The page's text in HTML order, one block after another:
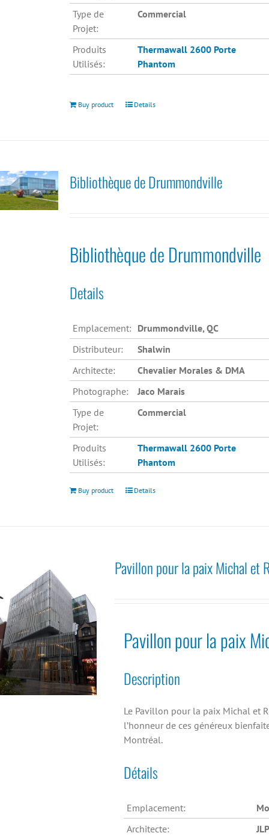
Type de
Projet:
Commercial
Produits
Utilisés:
Thermawall 2600 Porte
Phantom
Buy product Details
Bibliothèque de Drummondville
Bibliothèque de Drummondville
Details
Emplacement: Drummondville, QC
Distributeur:
Shalwin
Architecte:
Chevalier Morales & DMA
Photographe:
Jaco Marais
Type de
Projet:
Commercial
Produits
Utilisés:
Thermawall 2600 Porte
Phantom
Buy product Details
Pavillon pour la paix Michal et
Pavillon pour la paix
Description
Le Pavillon pour la paix Michal et
l’honneur de ces généreux
Montréal.
Détails
Emplacement:
Architecte: